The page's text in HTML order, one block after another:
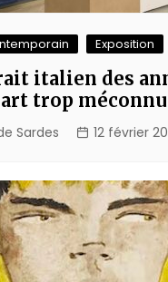
Exposition
italien des
art trop méconnu
Sardes 12 février